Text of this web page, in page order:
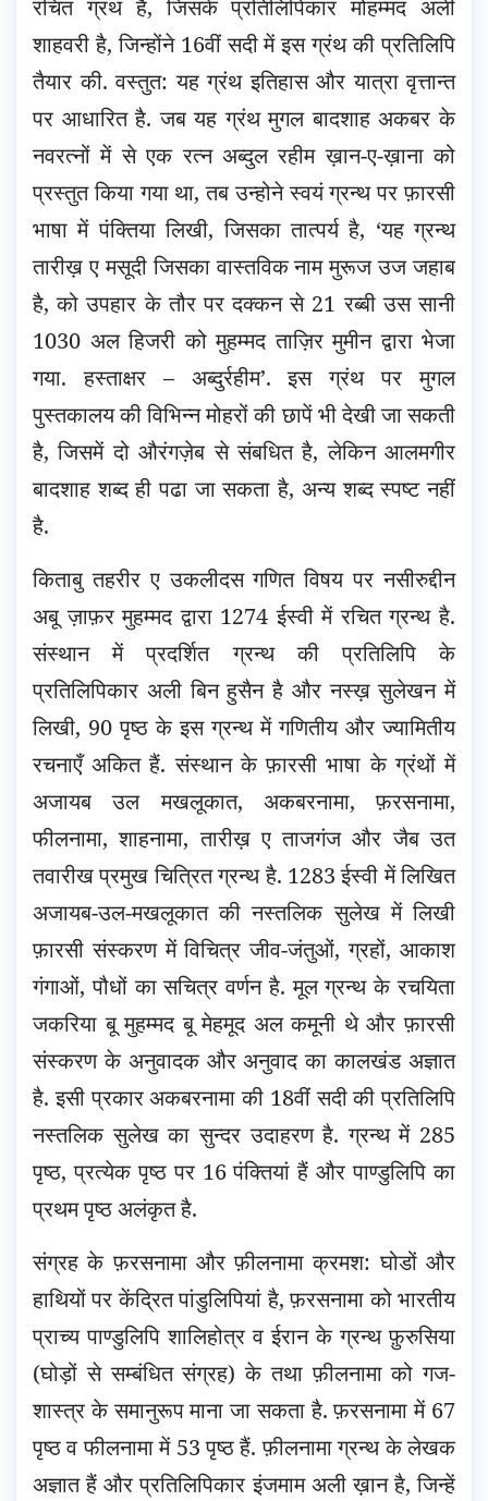
रचित ग्रंथ है, जिसके प्रतिलिपिकार मोहम्मद अली
शाहवरी है, जिन्होंने 16वीं सदी में इस ग्रंथ की प्रतिलिपि
तैयार की. वस्तुत: यह ग्रंथ इतिहास और यात्रा वृत्तान्त
पर आधारित है. जब यह ग्रंथ मुगल बादशाह अकबर के
नवरत्नों में से एक रत्न अब्दुल रहीम ख़ान-ए-ख़ाना को
प्रस्तुत किया गया था, तब उन्होने स्वयं ग्रन्थ पर फ़ारसी
भाषा में पंक्तिया लिखी, जिसका तात्पर्य है, ‘यह ग्रन्थ
तारीख़ ए मसूदी जिसका वास्तविक नाम मुरूज उज जहाब
है, को उपहार के तौर पर दक्कन से 21 रब्बी उस सानी
1030 अल हिजरी को मुहम्मद ताज़िर मुमीन द्वारा भेजा
गया. हस्ताक्षर – अब्दुर्रहीम’. इस ग्रंथ पर मुगल
पुस्तकालय की विभिन्न मोहरों की छापें भी देखी जा सकती
है, जिसमें दो औरंगज़ेब से संबधित है, लेकिन आलमगीर
बादशाह शब्द ही पढा जा सकता है, अन्य शब्द स्पष्ट नहीं
है.
किताबु तहरीर ए उकलीदस गणित विषय पर नसीरुद्दीन
अबू ज़ाफ़र मुहम्मद द्वारा 1274 ईस्वी में रचित ग्रन्थ है.
संस्थान में प्रदर्शित ग्रन्थ की प्रतिलिपि के
प्रतिलिपिकार अली बिन हुसैन है और नस्ख़ सुलेखन में
लिखी, 90 पृष्ठ के इस ग्रन्थ में गणितीय और ज्यामितीय
रचनाएँ अकित हैं. संस्थान के फ़ारसी भाषा के ग्रंथों में
अजायब उल मखलूकात, अकबरनामा, फ़रसनामा,
फीलनामा, शाहनामा, तारीख़ ए ताजगंज और जैब उत
तवारीख प्रमुख चित्रित ग्रन्थ है. 1283 ईस्वी में लिखित
अजायब-उल-मखलूकात की नस्तलिक सुलेख में लिखी
फ़ारसी संस्करण में विचित्र जीव-जंतुओं, ग्रहों, आकाश
गंगाओं, पौधों का सचित्र वर्णन है. मूल ग्रन्थ के रचयिता
जकरिया बू मुहम्मद बू मेहमूद अल कमूनी थे और फ़ारसी
संस्करण के अनुवादक और अनुवाद का कालखंड अज्ञात
है. इसी प्रकार अकबरनामा की 18वीं सदी की प्रतिलिपि
नस्तलिक सुलेख का सुन्दर उदाहरण है. ग्रन्थ में 285
पृष्ठ, प्रत्येक पृष्ठ पर 16 पंक्तियां हैं और पाण्डुलिपि का
प्रथम पृष्ठ अलंकृत है.
संग्रह के फ़रसनामा और फ़ीलनामा क्रमश: घोडों और
हाथियों पर केंद्रित पांडुलिपियां है, फ़रसनामा को भारतीय
प्राच्य पाण्डुलिपि शालिहोत्र व ईरान के ग्रन्थ फ़ुरुसिया
(घोड़ों से सम्बंधित संग्रह) के तथा फ़ीलनामा को गज-
शास्त्र के समानुरूप माना जा सकता है. फ़रसनामा में 67
पृष्ठ व फीलनामा में 53 पृष्ठ हैं. फ़ीलनामा ग्रन्थ के लेखक
अज्ञात हैं और प्रतिलिपिकार इंजमाम अली ख़ान है, जिन्हें